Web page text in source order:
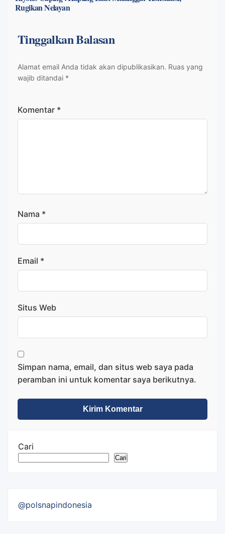
Rugikan Nelayan
Tinggalkan Balasan
Alamat email Anda tidak akan dipublikasikan. Ruas yang
wajib ditandai *
Komentar *
Nama *
Email *
Situs Web
Simpan nama, email, dan situs web saya pada
peramban ini untuk komentar saya berikutnya.
Cari
Cari
@polsnapindonesia